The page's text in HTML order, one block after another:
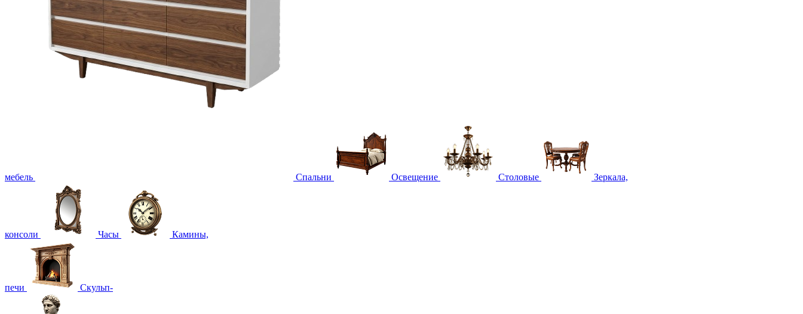
мебель Спальни Освещение Столовые Зеркала,
консоли Часы Камины,
печи Скульп-